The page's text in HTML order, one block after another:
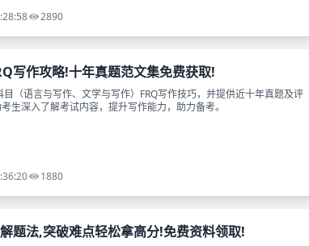
2890
写作攻略!十年真题范文集免费获取!
（语言与写作、文学与写作）FRQ写作技巧，并提供近十年真题及评
生深入了解考试内容，提升写作能力，助力备考。
1880
题法,突破难点轻松拿高分!免费资料领取!